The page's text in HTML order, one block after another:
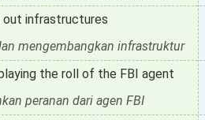
out infrastructures
mengembangkan infrastruktur
the roll of the FBI agent
peranan dari agen FBI